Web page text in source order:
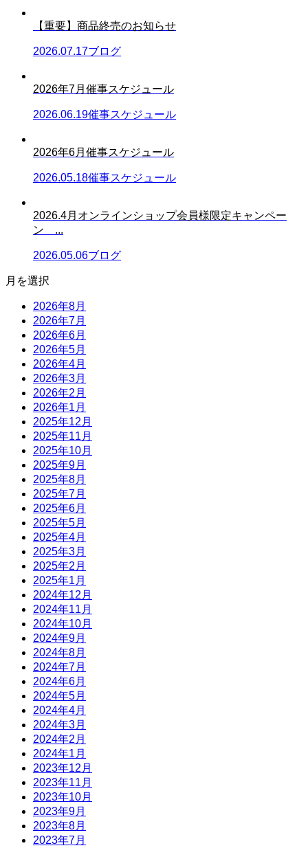
【重要】商品終売のお知らせ
2026.07.17ブログ
2026年7月催事スケジュール
2026.06.19催事スケジュール
2026年6月催事スケジュール
2026.05.18催事スケジュール
2026.4月オンラインショップ会員様限定キャンペー
ン ...
2026.05.06ブログ
月を選択
2026年8月
2026年7月
2026年6月
2026年5月
2026年4月
2026年3月
2026年2月
2026年1月
2025年12月
2025年11月
2025年10月
2025年9月
2025年8月
2025年7月
2025年6月
2025年5月
2025年4月
2025年3月
2025年2月
2025年1月
2024年12月
2024年11月
2024年10月
2024年9月
2024年8月
2024年7月
2024年6月
2024年5月
2024年4月
2024年3月
2024年2月
2024年1月
2023年12月
2023年11月
2023年10月
2023年9月
2023年8月
2023年7月